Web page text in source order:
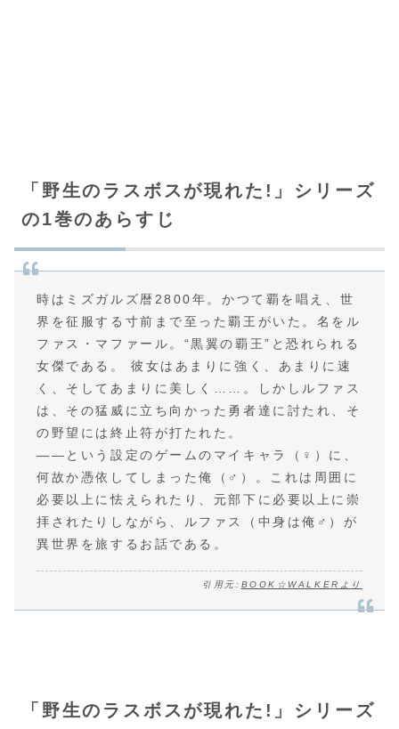
「野生のラスボスが現れた!」シリーズ
の1巻のあらすじ
時はミズガルズ暦2800年。かつて覇を唱え、世
界を征服する寸前まで至った覇王がいた。名をル
ファス・マファール。“黒翼の覇王”と恐れられる
女傑である。 彼女はあまりに強く、あまりに速
く、そしてあまりに美しく……。しかしルファス
は、その猛威に立ち向かった勇者達に討たれ、そ
の野望には終止符が打たれた。
――という設定のゲームのマイキャラ（♀）に、
何故か憑依してしまった俺（♂）。これは周囲に
必要以上に怯えられたり、元部下に必要以上に崇
拝されたりしながら、ルファス（中身は俺♂）が
異世界を旅するお話である。
引用元: BOOK☆WALKERより
「野生のラスボスが現れた!」シリーズ